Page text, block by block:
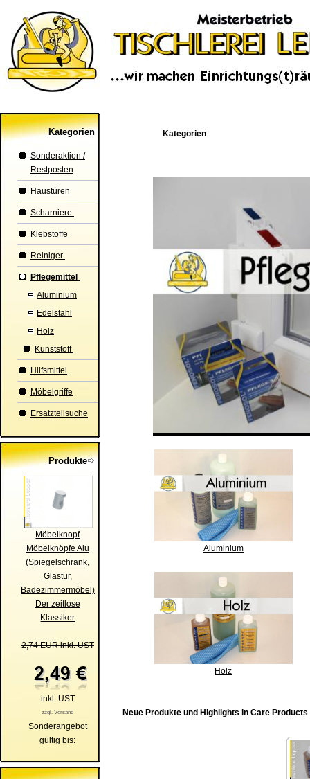
Kategorien
Sonderaktion /
Restposten
Haustüren
Scharniere
Klebstoffe
Reiniger
Pflegemittel
Aluminium
Edelstahl
Holz
Kunststoff
Hilfsmittel
Möbelgriffe
Ersatzteilsuche
Produkte
Möbelknopf
Möbelknöpfe Alu
(Spiegelschrank,
Glastür,
Badezimmermöbel)
Der zeitlose
Klassiker
2,74 EUR inkl. UST
inkl. UST
zzgl. Versand
Sonderangebot
gültig bis:
Kategorien
Aluminium
Holz
Neue Produkte und Highlights in Care Products